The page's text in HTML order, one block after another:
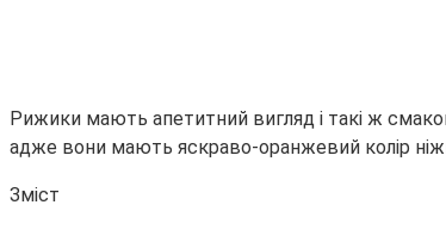
Рижики мають апетитний вигляд і такі ж
адже вони мають яскраво-оранжевий колір
Зміст